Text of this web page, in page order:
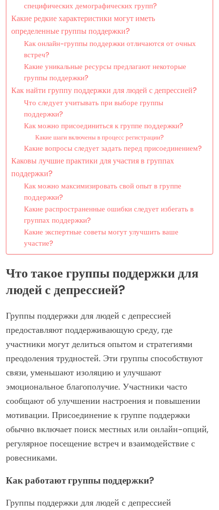
специфических демографических групп?
Какие редкие характеристики могут иметь
определенные группы поддержки?
Как онлайн-группы поддержки отличаются от очных
встреч?
Какие уникальные ресурсы предлагают некоторые
группы поддержки?
Как найти группу поддержки для людей с депрессией?
Что следует учитывать при выборе группы
поддержки?
Как можно присоединиться к группе поддержки?
Какие шаги включены в процесс регистрации?
Какие вопросы следует задать перед присоединением?
Каковы лучшие практики для участия в группах
поддержки?
Как можно максимизировать свой опыт в группе
поддержки?
Какие распространенные ошибки следует избегать в
группах поддержки?
Какие экспертные советы могут улучшить ваше
участие?
Что такое группы поддержки для
людей с депрессией?
Группы поддержки для людей с депрессией
предоставляют поддерживающую среду, где
участники могут делиться опытом и стратегиями
преодоления трудностей. Эти группы способствуют
связи, уменьшают изоляцию и улучшают
эмоциональное благополучие. Участники часто
сообщают об улучшении настроения и повышении
мотивации. Присоединение к группе поддержки
обычно включает поиск местных или онлайн-опций,
регулярное посещение встреч и взаимодействие с
ровесниками.
Как работают группы поддержки?
Группы поддержки для людей с депрессией